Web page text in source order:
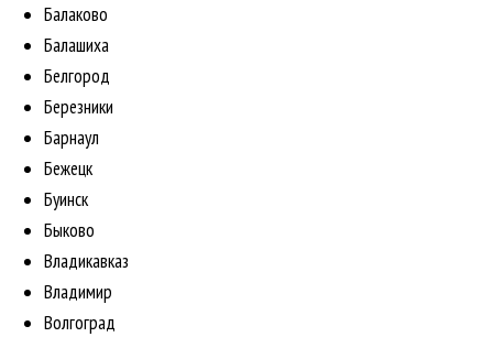
Балаково
Балашиха
Белгород
Березники
Барнаул
Бежецк
Буинск
Быково
Владикавказ
Владимир
Волгоград